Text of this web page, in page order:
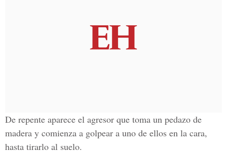
De repente aparece el agresor que toma un pedazo de
madera y comienza a golpear a uno de ellos en la cara,
hasta tirarlo al suelo.